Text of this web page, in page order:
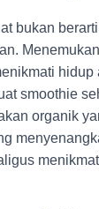
bukan
hidup
smoothie
organik